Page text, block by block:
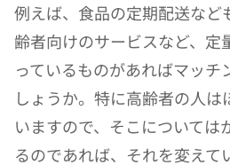
例えば、食品の定期配送など
齢者向けのサービスなど、定
っているものがあればマッチ
しょうか。特に高齢者の人
いますので、そこについては
るのであれば、それを変えて